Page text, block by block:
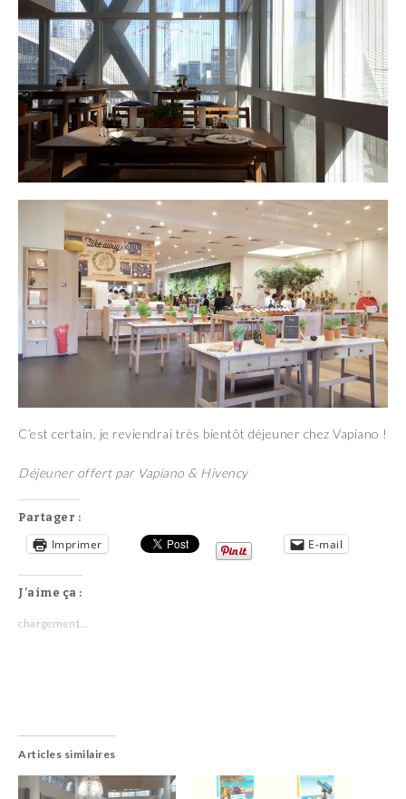
C’est certain, je reviendrai très bientôt déjeuner chez Vapiano !
Déjeuner offert par Vapiano & Hivency
Partager :
Imprimer E-mail
J’aime ça :
chargement…
Articles similaires